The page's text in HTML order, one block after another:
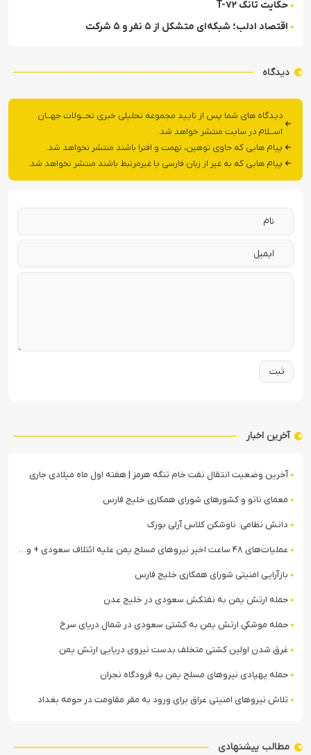
حکایت تانک T-۷۲
اقتصاد ادلب؛ شبکه‌ای متشکل از ۵ نفر و ۵ شرکت
دیدگاه
دیدگاه های شما پس از تایید مجموعه تحلیلی خبری تحــولات جهــان
اســلام در سایت منتشر خواهد شد.
پیام هایی که حاوی توهین، تهمت و افترا باشند منتشر نخواهد شد.
پیام هایی که به غیر از زبان فارسی یا غیرمرتبط باشند منتشر نخواهد شد.
آخرین اخبار
آخرین وضعیت انتقال نفت خام تنگه هرمز | هفته اول ماه میلادی جاری
معمای ناتو و کشورهای شورای همکاری خلیج فارس
دانش نظامی: ناوشکن کلاس آرلی بورک
عملیات‌های ۴۸ ساعت اخیر نیروهای مسلح یمن علیه ائتلاف سعودی + ویدیو
بازآرایی امنیتی شورای همکاری خلیج فارس
حمله ارتش یمن به نفتکش سعودی در خلیج عدن
حمله موشکی ارتش یمن به کشتی سعودی در شمال دریای سرخ
غرق شدن اولین کشتی متخلف بدست نیروی دریایی ارتش یمن
حمله پهپادی نیروهای مسلح یمن به فرودگاه نجران
تلاش نیروهای امنیتی عراق برای ورود به مقر مقاومت در حومه بغداد
مطالب پیشنهادی